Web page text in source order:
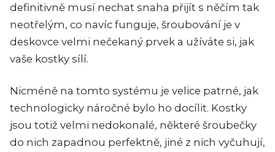
definitivně musí nechat snaha přijít s něčím tak
neotřelým, co navíc funguje, šroubování je v
deskovce velmi nečekaný prvek a užíváte si, jak
vaše kostky sílí.
Nicméně na tomto systému je velice patrné, jak
technologicky náročné bylo ho docílit. Kostky
jsou totiž velmi nedokonalé, některé šroubečky
do nich zapadnou perfektně, jiné z nich vyčuhují,